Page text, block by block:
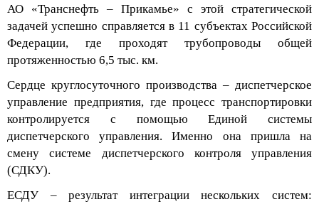
АО «Транснефть – Прикамье» с этой стратегической
задачей успешно справляется в 11 субъектах Российской
Федерации, где проходят трубопроводы общей
протяженностью 6,5 тыс. км.
Сердце круглосуточного производства – диспетчерское
управление предприятия, где процесс транспортировки
контролируется с помощью Единой системы
диспетчерского управления. Именно она пришла на
смену системе диспетчерского контроля управления
(СДКУ).
ЕСДУ – результат интеграции нескольких систем: